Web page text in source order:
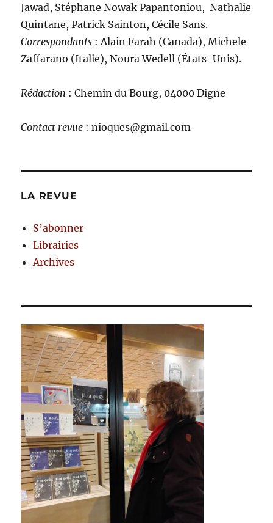
Jawad, Stéphane Nowak Papantoniou, Nathalie
Quintane, Patrick Sainton, Cécile Sans.
Correspondants : Alain Farah (Canada), Michele
Zaffarano (Italie), Noura Wedell (États-Unis).
Rédaction : Chemin du Bourg, 04000 Digne
Contact revue : nioques@gmail.com
LA REVUE
S’abonner
Librairies
Archives